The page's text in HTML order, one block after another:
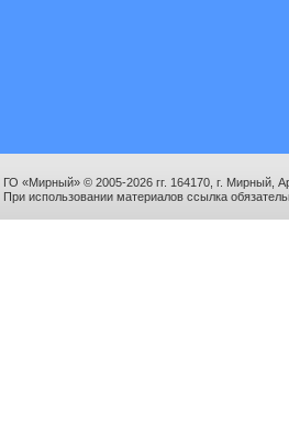
ГО «Мирный» © 2005-2026 гг. 164170, г. Мирный,
При использовании материалов ссылка